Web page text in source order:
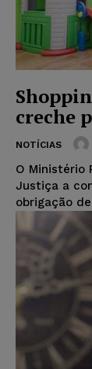
creche
NOTÍCIAS
O Ministério
Justiça a
obrigação